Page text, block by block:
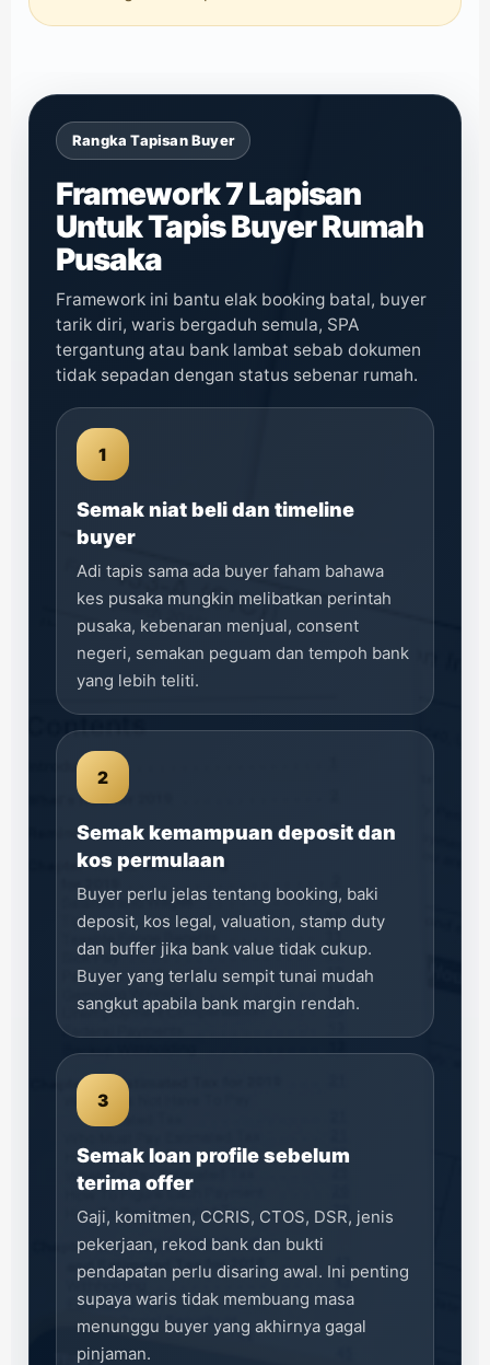
Rangka Tapisan Buyer
Framework 7 Lapisan
Untuk Tapis Buyer Rumah
Pusaka
Framework ini bantu elak booking batal, buyer
tarik diri, waris bergaduh semula, SPA
tergantung atau bank lambat sebab dokumen
tidak sepadan dengan status sebenar rumah.
1
Semak niat beli dan timeline
buyer
Adi tapis sama ada buyer faham bahawa
kes pusaka mungkin melibatkan perintah
pusaka, kebenaran menjual, consent
negeri, semakan peguam dan tempoh bank
yang lebih teliti.
2
Semak kemampuan deposit dan
kos permulaan
Buyer perlu jelas tentang booking, baki
deposit, kos legal, valuation, stamp duty
dan buffer jika bank value tidak cukup.
Buyer yang terlalu sempit tunai mudah
sangkut apabila bank margin rendah.
3
Semak loan profile sebelum
terima offer
Gaji, komitmen, CCRIS, CTOS, DSR, jenis
pekerjaan, rekod bank dan bukti
pendapatan perlu disaring awal. Ini penting
supaya waris tidak membuang masa
menunggu buyer yang akhirnya gagal
pinjaman.